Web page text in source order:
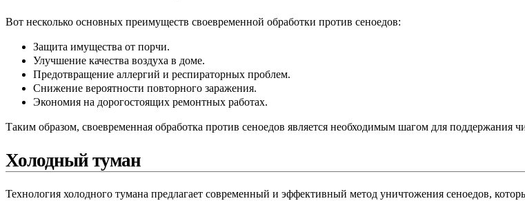
Вот несколько основных преимуществ своевременной обработки против сеноедов:
Защита имущества от порчи.
Улучшение качества воздуха в доме.
Предотвращение аллергий и респираторных проблем.
Снижение вероятности повторного заражения.
Экономия на дорогостоящих ремонтных работах.
Таким образом, своевременная обработка против сеноедов является необходимым шагом для поддержания
Холодный туман
Технология холодного тумана предлагает современный и эффективный метод уничтожения сеноедов,